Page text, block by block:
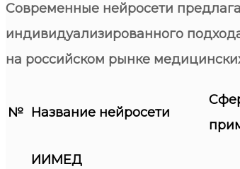
Современные нейросети
индивидуализированного
на российском рынке
№ Название нейросети
ИИМЕД